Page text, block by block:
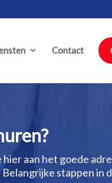
Contact
aan het goede
stappen in